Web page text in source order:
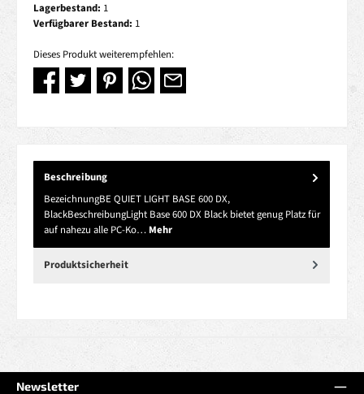
Lagerbestand: 1
Verfügbarer Bestand: 1
Dieses Produkt weiterempfehlen:
Beschreibung
BezeichnungBE QUIET LIGHT BASE 600 DX,
BlackBeschreibungLight Base 600 DX Black bietet genug Platz für
auf nahezu alle PC-Ko… Mehr
Produktsicherheit
Newsletter